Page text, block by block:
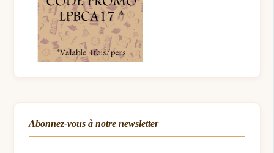
Abonnez-vous à notre newsletter